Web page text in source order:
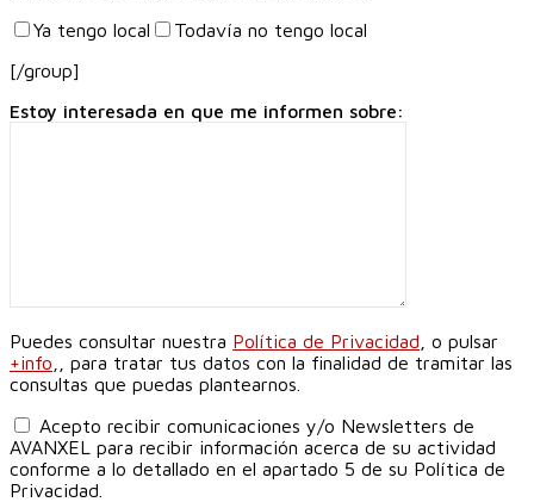
Ya tengo local
Todavía no tengo local
[/group]
Estoy interesada en que me informen sobre:
Puedes consultar nuestra Política de Privacidad , o pulsar
+info ,, para tratar tus datos con la finalidad de tramitar las
consultas que puedas plantearnos.
Acepto recibir comunicaciones y/o Newsletters de
AVANXEL para recibir información acerca de su actividad
conforme a lo detallado en el apartado 5 de su Política de
Privacidad.